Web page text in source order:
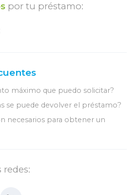
por tu préstamo:
máximo que puedo solicitar?
se puede devolver el préstamo?
necesarios para obtener un
redes: